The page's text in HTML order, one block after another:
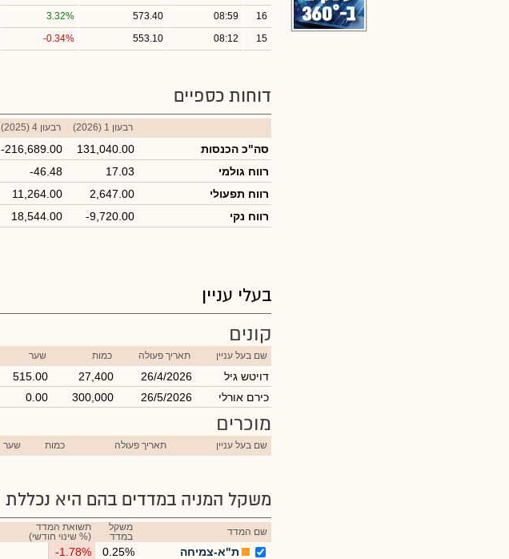
16
08:59
573.40
3.32%
15
08:12
553.10
-0.34%
דוחות כספיים
רבעון 1 (2026) רבעון 4 (2025)
סה"כ הכנסות 131,040.00
-216,689.00
רווח גולמי
17.03
-46.48
רווח תפעולי
2,647.00
11,264.00
רווח נקי
-9,720.00
18,544.00
בעלי עניין
קונים
שם בעל עניין תאריך פעולה כמות שער
דויטש גיל 26/4/2026
27,400
515.00
כירם אורלי
26/5/2026
300,000
0.00
מוכרים
שם בעל עניין תאריך פעולה כמות שער
משקל המניה במדדים בהם היא נכללת
שם המדד
משקל
במדד
תשואת המדד
(% שינוי חודשי)
ת"א-צמיחה 0.25%
-1.78%